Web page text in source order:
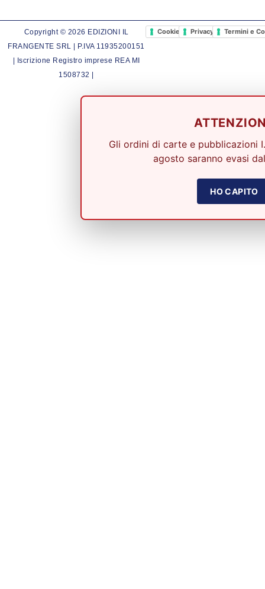
Copyright © 2026 EDIZIONI IL
FRANGENTE SRL | P.IVA 11935200151
| Iscrizione Registro imprese REA MI
1508732 |
Cookie PolicyPrivacy PolicyTermini e
Gli ordini di carte e pubblicazioni
agosto saranno evasi
HO CAPITO